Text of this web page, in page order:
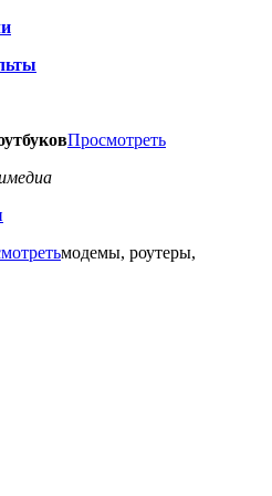
Просмотреть
модемы, роутеры,